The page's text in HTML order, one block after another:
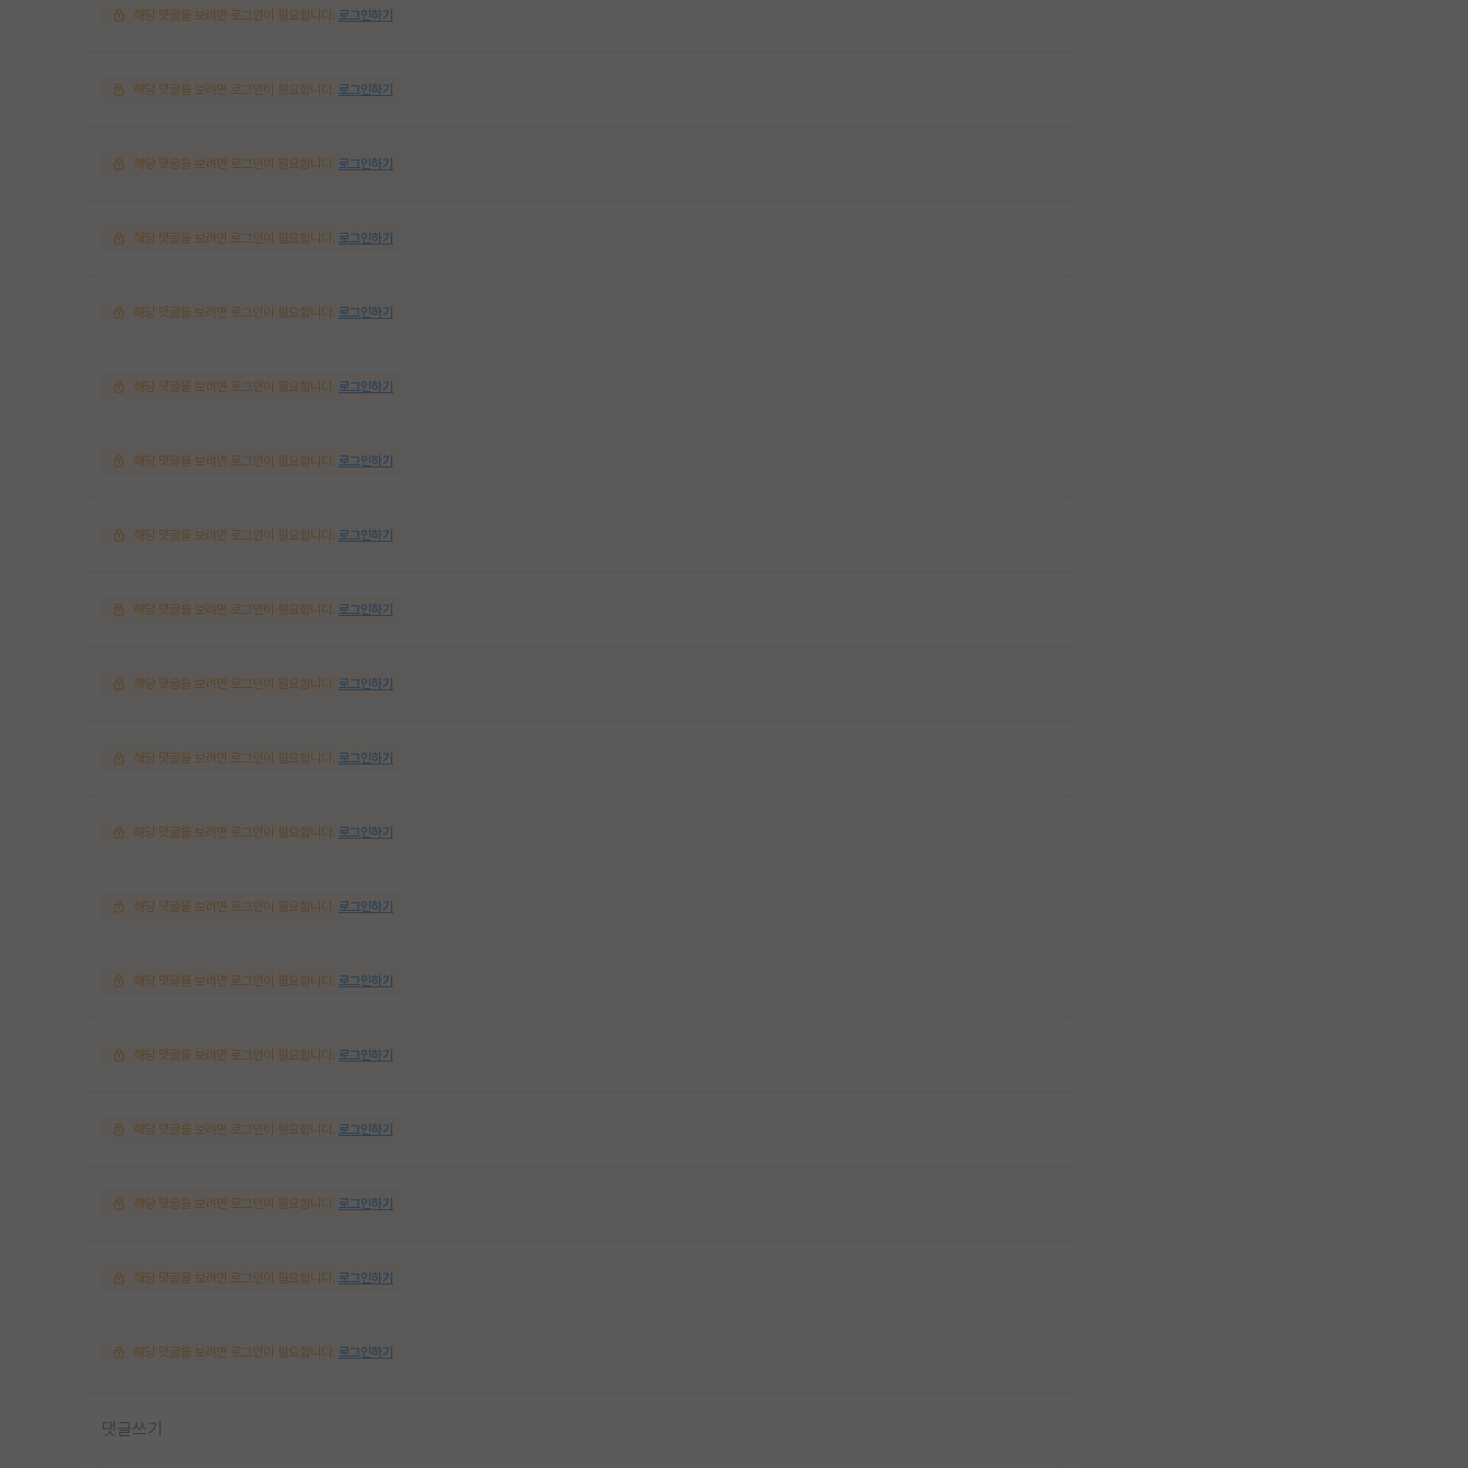
해당 댓글을 보려면 로그인이 필요합니다. 로그인하기
해당 댓글을 보려면 로그인이 필요합니다. 로그인하기
해당 댓글을 보려면 로그인이 필요합니다. 로그인하기
해당 댓글을 보려면 로그인이 필요합니다. 로그인하기
해당 댓글을 보려면 로그인이 필요합니다. 로그인하기
해당 댓글을 보려면 로그인이 필요합니다. 로그인하기
해당 댓글을 보려면 로그인이 필요합니다. 로그인하기
해당 댓글을 보려면 로그인이 필요합니다. 로그인하기
해당 댓글을 보려면 로그인이 필요합니다. 로그인하기
해당 댓글을 보려면 로그인이 필요합니다. 로그인하기
해당 댓글을 보려면 로그인이 필요합니다. 로그인하기
해당 댓글을 보려면 로그인이 필요합니다. 로그인하기
해당 댓글을 보려면 로그인이 필요합니다. 로그인하기
해당 댓글을 보려면 로그인이 필요합니다. 로그인하기
해당 댓글을 보려면 로그인이 필요합니다. 로그인하기
해당 댓글을 보려면 로그인이 필요합니다. 로그인하기
해당 댓글을 보려면 로그인이 필요합니다. 로그인하기
해당 댓글을 보려면 로그인이 필요합니다. 로그인하기
해당 댓글을 보려면 로그인이 필요합니다. 로그인하기
댓글쓰기